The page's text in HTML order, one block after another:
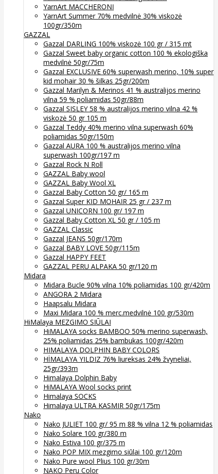
YarnArt MACCHERONI
YarnArt Summer 70% medvilnė 30% viskozė
100gr/350m
GAZZAL
Gazzal DARLING 100% viskozė 100 gr / 315 mt
Gazzal Sweet baby organic cotton 100 % ekologiška
medvilnė 50gr/75m
Gazzal EXCLUSIVE 60% superwash merino, 10% super
kid mohair 30 % šilkas 25gr/200m
Gazzal Marilyn & Merinos 41 % australijos merino
vilna 59 % poliamidas 50gr/88m
Gazzal SISLEY 58 % australijos merino vilna 42 %
viskozė 50 gr 105 m
Gazzal Teddy 40% merino vilna superwash 60%
poliamidas 50gr/150m
Gazzal AURA 100 % australijos merino vilna
superwash 100gr/197 m
Gazzal Rock N Roll
GAZZAL Baby wool
GAZZAL Baby Wool XL
Gazzal Baby Cotton 50 gr/ 165 m
Gazzal Super KID MOHAIR 25 gr / 237 m
Gazzal UNICORN 100 gr/ 197 m
Gazzal Baby Cotton XL 50 gr / 105 m
GAZZAL Classic
Gazzal JEANS 50gr/170m
Gazzal BABY LOVE 50gr/115m
Gazzal HAPPY FEET
GAZZAL PERU ALPAKA 50 gr/120 m
Midara
Midara Bucle 90% vilna 10% poliamidas 100 gr/420m
ANGORA 2 Midara
Haapsalu Midara
Maxi Midara 100 % merc.medvilnė 100 gr/530m
HiMalaya MEZGIMO SIŪLAI
HiMALAYA socks BAMBOO 50% merino superwash,
25% poliamidas 25% bambukas 100gr/420m
HIMALAYA DOLPHIN BABY COLORS
HİMALAYA YILDIZ 76% liureksas 24% žvyneliai,
25gr/393m
Himalaya Dolphin Baby
HiMALAYA Wool socks print
Himalaya SOCKS
Himalaya ULTRA KASMIR 50gr/175m
Nako
Nako JULIET 100 gr/ 95 m 88 % vilna 12 % poliamidas
Nako Solare 100 gr/380 m
Nako Estiva 100 gr/375 m
Nako POP MIX mezgimo siūlai 100 gr/120m
Nako Pure wool Plius 100 gr/30m
NAKO Peru Color